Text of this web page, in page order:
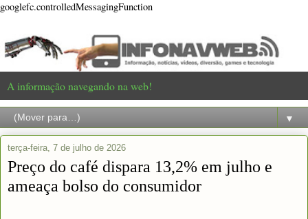
googlefc.controlledMessagingFunction
A informação navegando na web!
▼
terça-feira, 7 de julho de 2026
Preço do café dispara 13,2% em julho e
ameaça bolso do consumidor